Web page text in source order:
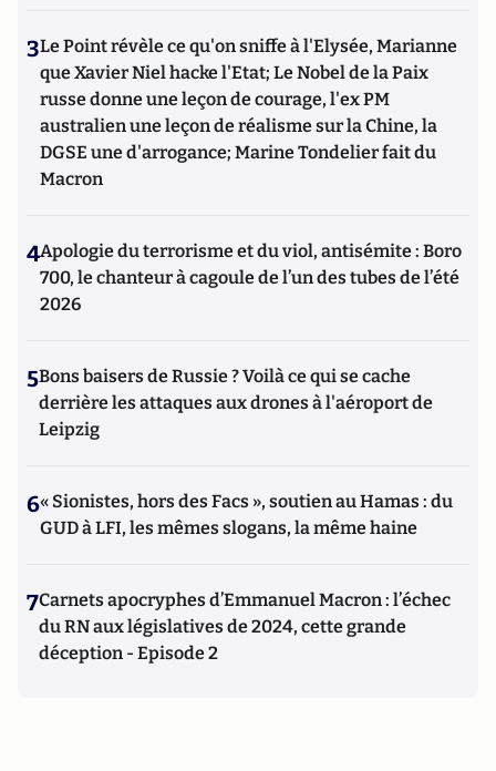
3Le Point révèle ce qu'on sniffe à l'Elysée, Marianne
que Xavier Niel hacke l'Etat; Le Nobel de la Paix
russe donne une leçon de courage, l'ex PM
australien une leçon de réalisme sur la Chine, la
DGSE une d'arrogance; Marine Tondelier fait du
Macron
4Apologie du terrorisme et du viol, antisémite : Boro
700, le chanteur à cagoule de l’un des tubes de l’été
2026
5Bons baisers de Russie ? Voilà ce qui se cache
derrière les attaques aux drones à l'aéroport de
Leipzig
6« Sionistes, hors des Facs », soutien au Hamas : du
GUD à LFI, les mêmes slogans, la même haine
7Carnets apocryphes d’Emmanuel Macron : l’échec
du RN aux législatives de 2024, cette grande
déception - Episode 2